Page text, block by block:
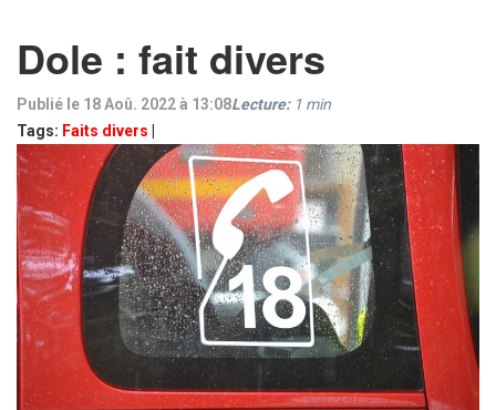
Dole : fait divers
Publié le 18 Aoû. 2022 à 13:08
Tags: Faits divers
Lecture: 1 min